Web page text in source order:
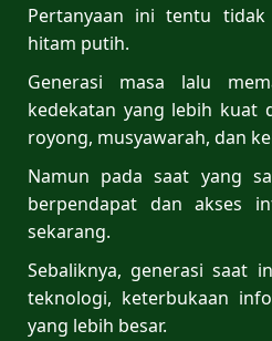
Pertanyaan ini tentu
hitam putih.
Generasi masa lalu
kedekatan yang lebih kuat
royong, musyawarah, dan
Namun pada saat yang
berpendapat dan akses
sekarang.
Sebaliknya, generasi saat
teknologi, keterbukaan
yang lebih besar.